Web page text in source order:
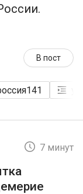
В пост
141
7 минут